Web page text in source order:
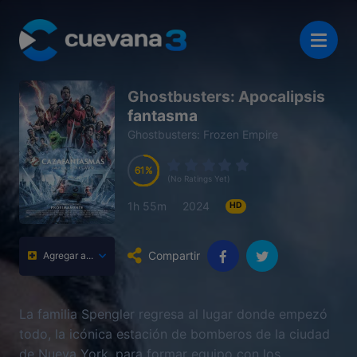
Agregar a...
Ghostbusters: Apocalipsis
fantasma
Ghostbusters: Frozen Empire
61
61
61
61
(No Ratings Yet)
1h 55m 2024 HD
Compartir
La familia Spengler regresa al lugar donde empezó
todo, la icónica estación de bomberos de la ciudad
de Nueva York, para formar equipo con los